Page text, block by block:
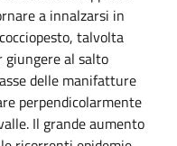
a innalzarsi in
talvolta
giungere al salto
delle manifatture
perpendicolarmente
Il grande aumento